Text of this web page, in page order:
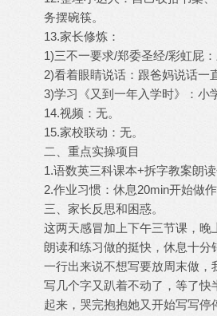
务摆碗筷。
13.家长修炼：
1)三不一要求/郑委圣经/彩虹屁
2)看着眼睛说话：跟爸妈说话一
3)学习《又到一年入学时》：小
14.视频：无。
15.家校联动：无。
二、重点实操项目
1.语数英三科课本+拆字教案朗
2.作业习惯：休息20min开始做作
三、家长反思和困惑。
这两天感冒加上下午三节课，晚
朗读和练习做的挺快，休息十分
一行出来说不想写要放周末做，
写几个字又趴着不动了，等了快
起来，哭完抱抱她又开始写写停